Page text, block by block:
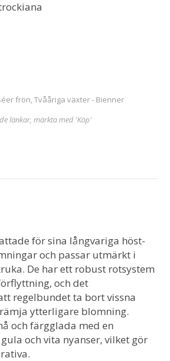
frön,Tvååriga växter - Bienner
länkar, märkta med 'Köp'
för sina långvariga höst-
och passar utmärkt i
De har ett robust rotsystem
och det
regelbundet ta bort vissna
ytterligare blomning.
och färgglada med en
och vita nyanser, vilket gör